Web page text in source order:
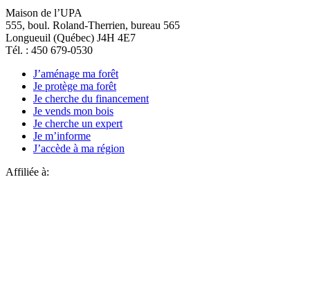
Maison de l’UPA
555, boul. Roland-Therrien, bureau 565
Longueuil (Québec) J4H 4E7
Tél. : 450 679-0530
J’aménage ma forêt
Je protège ma forêt
Je cherche du financement
Je vends mon bois
Je cherche un expert
Je m’informe
J’accède à ma région
Affiliée à: